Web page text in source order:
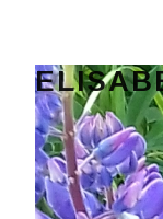
Journalist,